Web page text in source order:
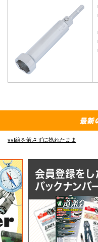
解さずに捻れたまま